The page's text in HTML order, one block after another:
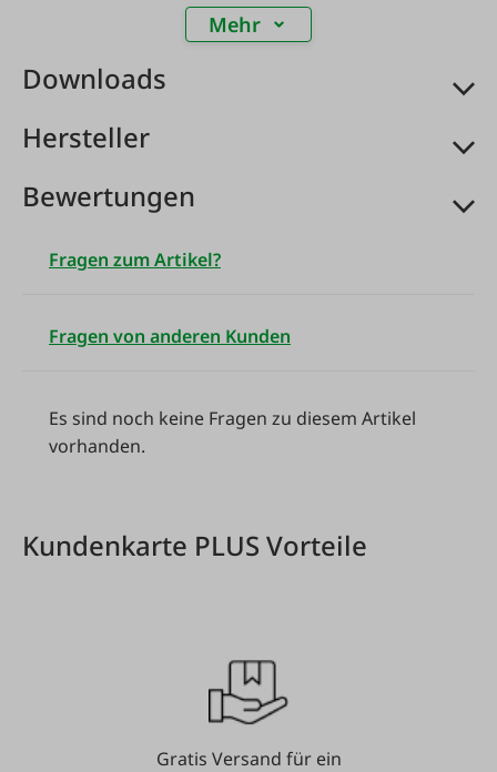
Wesentlich bessere Bohrleistung und Lebensdauer
gegenüber billigen 2- Schneid Bohrer.
Inhalt: je 1 Bohrer: 5, 6 und 8 mm Länge 110 mm und
je 1 Stk 6, 8, 10, 12 mm Länge 160 mm.
In praktischem Kunststoffköcher.
Mehr
Downloads
Hersteller
Bewertungen
Fragen zum Artikel?
Fragen von anderen Kunden
Es sind noch keine Fragen zu diesem Artikel
vorhanden.
Kundenkarte PLUS Vorteile
Gratis Versand für ein